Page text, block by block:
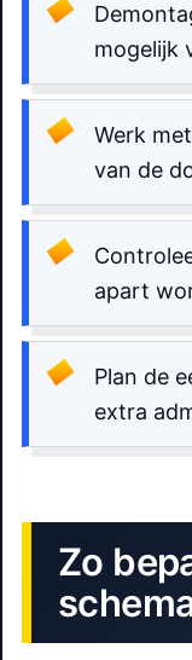
mogelijk
Werk
van de
apart
Plan de
extra
Zo